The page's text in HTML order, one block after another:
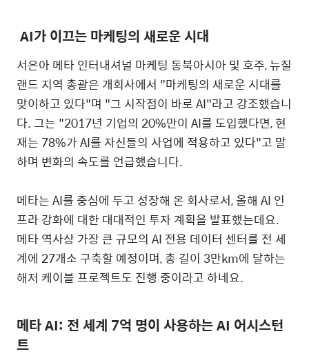
AI가 이끄는 마케팅의 새로운 시대
서은아 메타 인터내셔널 마케팅 동북아시아 및 호주,뉴질
랜드 지역 총괄은 개회사에서 "마케팅의 새로운 시대를
맞이하고 있다"며 "그 시작점이 바로AI"라고 강조했습니
다. 그는 "2017년 기업의 20%만이 AI를 도입했다면,현
재는 78%가AI를 자신들의 사업에 적용하고 있다"고 말
하며 변화의 속도를 언급했습니다.
메타는AI를 중심에 두고 성장해 온 회사로서,올해 AI 인
프라 강화에 대한 대대적인 투자 계획을 발표했는데요.
메타 역사상 가장 큰 규모의 AI 전용 데이터 센터를 전 세
계에 27개소 구축할 예정이며, 총 길이 3만km에 달하는
해저 케이블 프로젝트도 진행 중이라고 하네요.
메타AI: 전 세계 7억 명이 사용하는AI 어시스턴
트